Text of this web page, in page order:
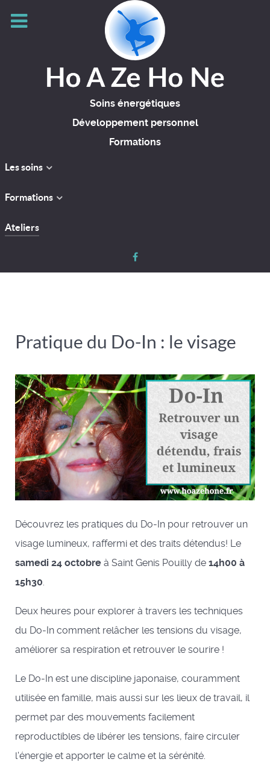
Soins énergétiques
Développement personnel
Formations
Les soins
Formations
Ateliers
Pratique du Do-In : le visage
Découvrez les pratiques du Do-In pour retrouver un
visage lumineux, raffermi et des traits détendus! Le
samedi 24 octobre à Saint Genis Pouilly de 14h00 à
15h30.
Deux heures pour explorer à travers les techniques
du Do-In comment relâcher les tensions du visage,
améliorer sa respiration et retrouver le sourire !
Le Do-In est une discipline japonaise, couramment
utilisée en famille, mais aussi sur les lieux de travail, il
permet par des mouvements facilement
reproductibles de libérer les tensions, faire circuler
l'énergie et apporter le calme et la sérénité.